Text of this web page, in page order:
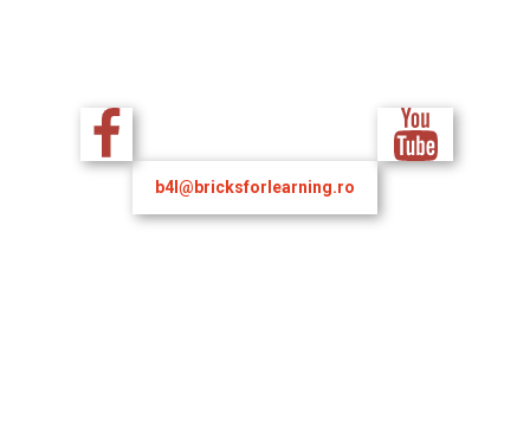
b4l@bricksforlearning.ro